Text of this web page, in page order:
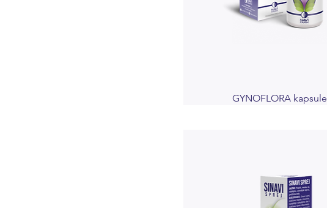
GYNOFLORA kapsule